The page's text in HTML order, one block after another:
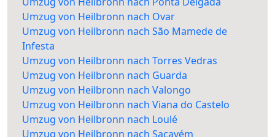
Umzug von Heilbronn nach Ovar
Umzug von Heilbronn nach São Mamede de
Infesta
Umzug von Heilbronn nach Torres Vedras
Umzug von Heilbronn nach Guarda
Umzug von Heilbronn nach Valongo
Umzug von Heilbronn nach Viana do Castelo
Umzug von Heilbronn nach Loulé
Umzug von Heilbronn nach Sacavém